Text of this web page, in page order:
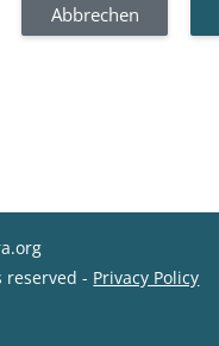
Abbrechen
- Privacy Policy